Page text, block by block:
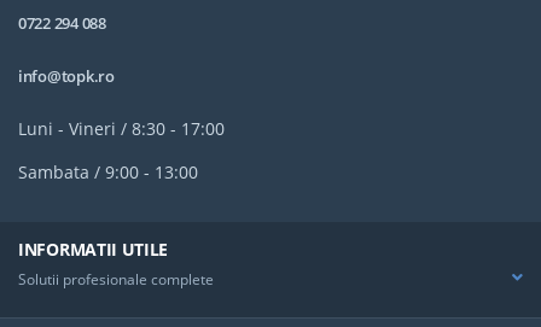
0722 294 088
info@topk.ro
Luni - Vineri / 8:30 - 17:00
Sambata / 9:00 - 13:00
INFORMATII UTILE
Solutii profesionale complete